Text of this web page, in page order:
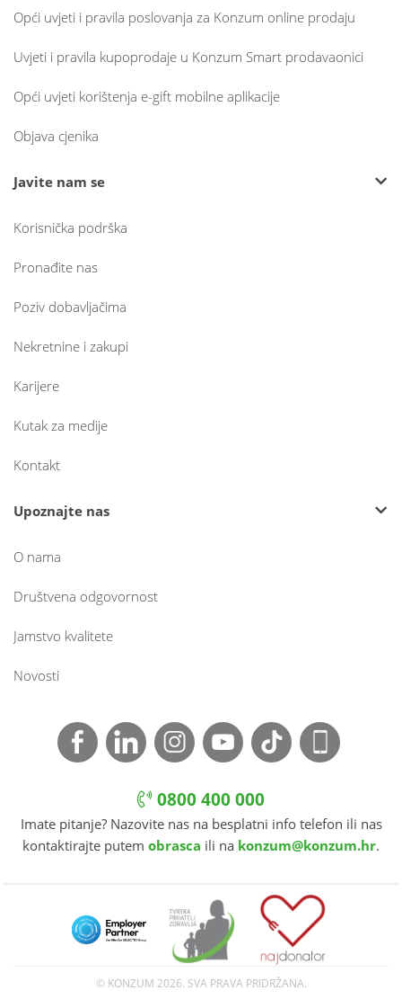
Opći uvjeti i pravila poslovanja za Konzum online prodaju
Uvjeti i pravila kupoprodaje u Konzum Smart prodavaonici
Opći uvjeti korištenja e-gift mobilne aplikacije
Objava cjenika
Javite nam se
Korisnička podrška
Pronađite nas
Poziv dobavljačima
Nekretnine i zakupi
Karijere
Kutak za medije
Kontakt
Upoznajte nas
O nama
Društvena odgovornost
Jamstvo kvalitete
Novosti
0800 400 000
Imate pitanje? Nazovite nas na besplatni info telefon ili nas
kontaktirajte putem obrasca ili na konzum@konzum.hr.
© KONZUM 2026. SVA PRAVA PRIDRŽANA.